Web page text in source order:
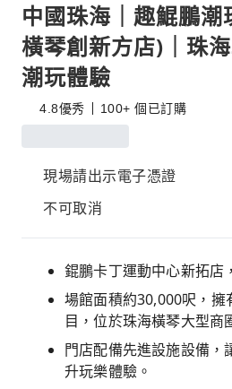
中國珠海｜趣鯤鵬
橫琴創新方店)｜珠
潮玩體驗
4.8優秀 100+ 個已訂購
現場請出示電子憑證
不可取消
錕鵬卡丁運動中心新拓店
場館面積約30,000呎，擁
目，位於珠海橫琴大型商
門店配備先進設施設備，
升玩樂體驗。